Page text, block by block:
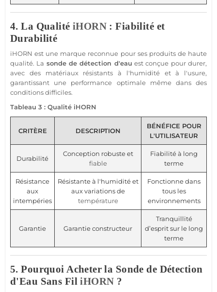
4. La Qualité iHORN : Fiabilité et
Durabilité
iHORN est une marque reconnue pour ses produits de haute
qualité. La sonde de détection d'eau est conçue pour durer,
avec des matériaux résistants à l'humidité et à l'usure,
garantissant une performance optimale même dans des
conditions difficiles.
Tableau 3 : Qualité iHORN
CRITÈRE DESCRIPTION
BÉNÉFICE POUR
L'UTILISATEUR
Durabilité
Conception robuste et
fiable
Fiabilité à long
terme
Résistance
aux
intempéries
Résistante à l'humidité et
aux variations de
température
Fonctionne dans
tous les
environnements
Garantie Garantie constructeur
Tranquillité
d’esprit sur le long
terme
5. Pourquoi Acheter la Sonde de Détection
d'Eau Sans FiliHORN ?